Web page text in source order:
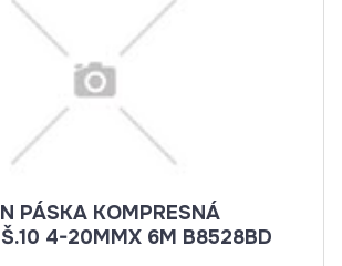
PÁSKA KOMPRESNÁ
4-20MMX 6M B8528BD